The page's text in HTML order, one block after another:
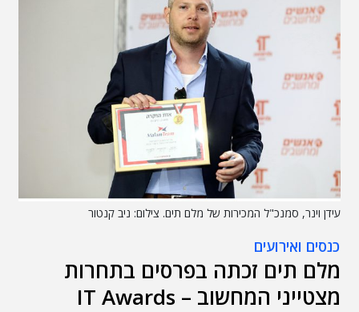
עידן וינר, סמנכ"ל המכירות של מלם תים. צילום: ניב קנטור
כנסים ואירועים
מלם תים זכתה בפרסים בתחרות
מצטייני המחשוב – IT Awards